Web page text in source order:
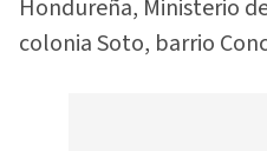
Hondureña, Ministerio
colonia Soto, barrio